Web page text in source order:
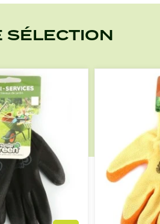
différents modèles de
super résistants.
délicats Multi-fonctionnel.
jardin.
ou vert. Travaux jardin.
et jardin.
spécial
Confort froid.
bonheur avec cette jolie petite
®
Kenwood :
SÉLECTION